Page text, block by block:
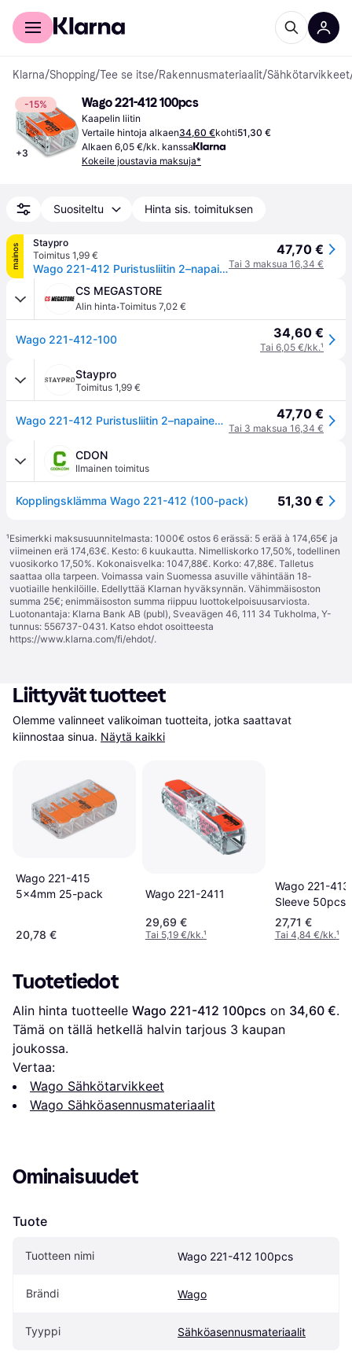
Kuluttajille
Klarna/Shopping/Tee se itse/Rakennusmateriaalit/Sähkötarvikkeet
-15%
+3
Wago 221-412 100pcs
Kaapelin liitin
Vertaile hintoja alkaen34,60 €kohti51,30 €
Alkaen 6,05 €/kk. kanssa
Kokeile joustavia maksuja*
Suositeltu Hinta sis. toimituksen
mainos
Staypro
Toimitus 1,99 €
Wago 221-412 Puristusliitin 2–napainen, 100 kpl, Asennustuotteet
47,70 €
Tai 3 maksua 16,34 €
CS MEGASTORE
Alin hinta·Toimitus 7,02 €
Wago 221-412-100 34,60 €
Tai 6,05 €/kk.¹
Staypro
Toimitus 1,99 €
Wago 221-412 Puristusliitin 2–napainen, 100 kpl, Asennustuotteet 47,70 €
Tai 3 maksua 16,34 €
CDON
Ilmainen toimitus
Kopplingsklämma Wago 221-412 (100-pack) 51,30 €
¹Esimerkki maksusuunnitelmasta: 1000€ ostos 6 erässä: 5 erää à 174,65€ ja
viimeinen erä 174,63€. Kesto: 6 kuukautta. Nimelliskorko 17,50%, todellinen
vuosikorko 17,50%. Kokonaisvelka: 1047,88€. Korko: 47,88€. Talletus
saattaa olla tarpeen. Voimassa vain Suomessa asuville vähintään 18-
vuotiaille henkilöille. Edellyttää Klarnan hyväksynnän. Vähimmäisoston
summa 25€; enimmäisoston summa riippuu luottokelpoisuusarviosta.
Luotonantaja: Klarna Bank AB (publ), Sveavägen 46, 111 34 Tukholma, Y-
tunnus: 556737-0431. Katso ehdot osoitteesta
https://www.klarna.com/fi/ehdot/.
Liittyvät tuotteet
Olemme valinneet valikoiman tuotteita, jotka saattavat
kiinnostaa sinua. Näytä kaikki
Wago 221-415
5x4mm 25-pack
20,78 €
Wago 221-2411
29,69 €
Tai 5,19 €/kk.¹
Wago 221-
Sleeve 50pcs
27,71 €
Tai 4,84 €/kk.¹
Tuotetiedot
Alin hinta tuotteelle Wago 221-412 100pcs on 34,60 €.
Tämä on tällä hetkellä halvin tarjous 3 kaupan
joukossa.
Vertaa:
Wago Sähkötarvikkeet
Wago Sähköasennusmateriaalit
Ominaisuudet
Tuote
Tuotteen nimi Wago 221-412 100pcs
Brändi Wago
Tyyppi Sähköasennusmateriaalit